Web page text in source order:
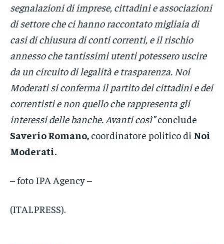
segnalazioni di imprese, cittadini e associazioni
di settore che ci hanno raccontato migliaia di
casi di chiusura di conti correnti, e il rischio
annesso che tantissimi utenti potessero uscire
da un circuito di legalità e trasparenza. Noi
Moderati si conferma il partito dei cittadini e dei
correntisti e non quello che rappresenta gli
interessi delle banche. Avanti così”conclude
Saverio Romano, coordinatore politico di Noi
Moderati.
– foto IPA Agency –
(ITALPRESS).